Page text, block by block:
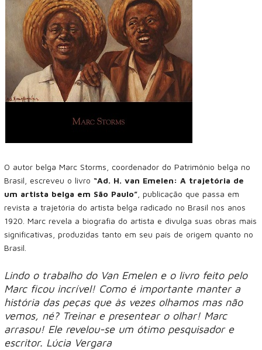
O autor belga Marc Storms, coordenador do Patrimônio belga no
Brasil, escreveu o livro “Ad. H. van Emelen: A trajetória de
um artista belga em São Paulo” , publicação que passa em
revista a trajetória do artista belga radicado no Brasil nos anos
1920. Marc revela a biografia do artista e divulga suas obras mais
significativas, produzidas tanto em seu país de origem quanto no
Brasil.
Lindo o trabalho do Van Emelen e o livro feito pelo
Marc ficou incrível! Como é importante manter a
história das peças que às vezes olhamos mas não
vemos, né? Treinar e presentear o olhar! Marc
arrasou! Ele revelou-se um ótimo pesquisador e
escritor. Lúcia Vergara